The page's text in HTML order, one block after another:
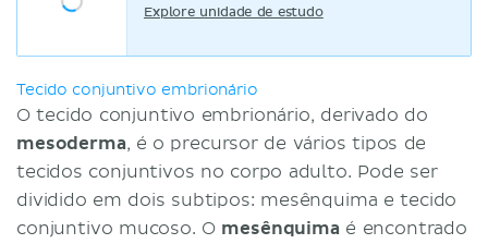
Explore unidade de estudo
Tecido conjuntivo embrionário
O tecido conjuntivo embrionário, derivado do
mesoderma, é o precursor de vários tipos de
tecidos conjuntivos no corpo adulto. Pode ser
dividido em dois subtipos: mesênquima e tecido
conjuntivo mucoso. O mesênquima é encontrado